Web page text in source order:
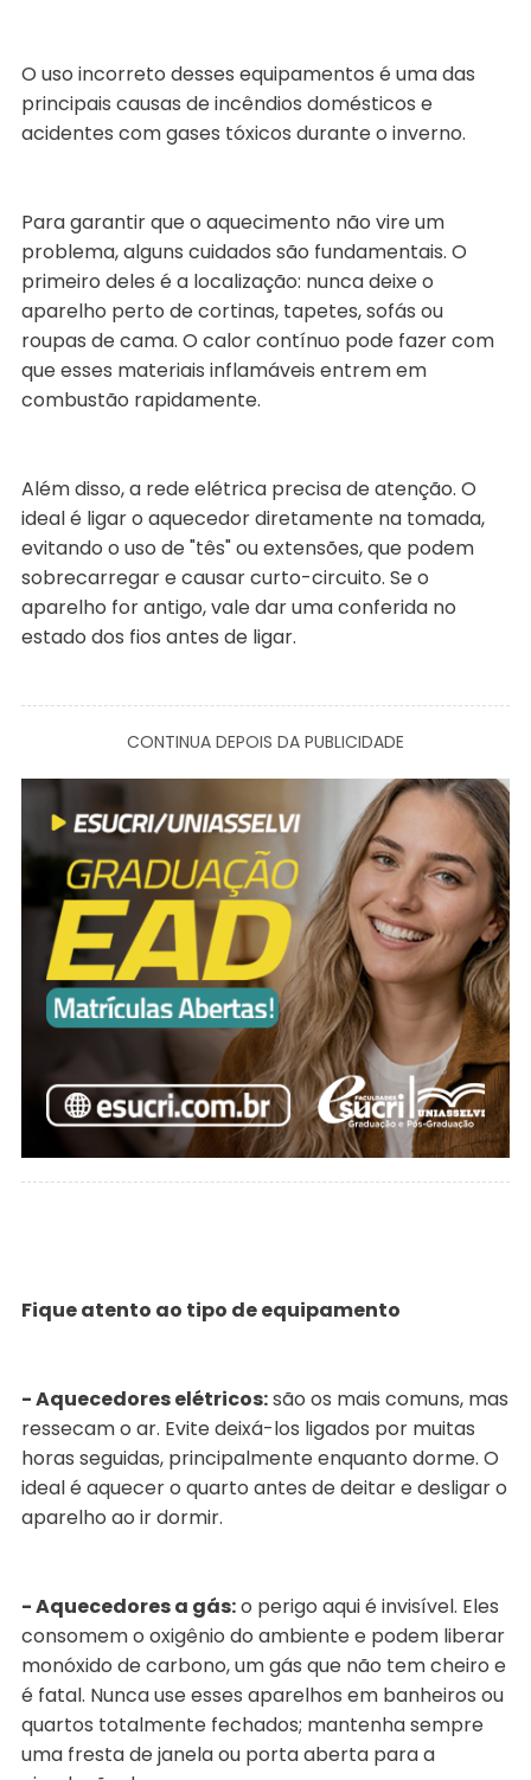
O uso incorreto desses equipamentos é uma das
principais causas de incêndios domésticos e
acidentes com gases tóxicos durante o inverno.
Para garantir que o aquecimento não vire um
problema, alguns cuidados são fundamentais. O
primeiro deles é a localização: nunca deixe o
aparelho perto de cortinas, tapetes, sofás ou
roupas de cama. O calor contínuo pode fazer com
que esses materiais inflamáveis entrem em
combustão rapidamente.
Além disso, a rede elétrica precisa de atenção. O
ideal é ligar o aquecedor diretamente na tomada,
evitando o uso de "tês" ou extensões, que podem
sobrecarregar e causar curto-circuito. Se o
aparelho for antigo, vale dar uma conferida no
estado dos fios antes de ligar.
CONTINUA DEPOIS DA PUBLICIDADE
Fique atento ao tipo de equipamento
- Aquecedores elétricos:são os mais comuns, mas
ressecam o ar. Evite deixá-los ligados por muitas
horas seguidas, principalmente enquanto dorme. O
ideal é aquecer o quarto antes de deitar e desligar o
aparelho ao ir dormir.
- Aquecedores a gás:o perigo aqui é invisível. Eles
consomem o oxigênio do ambiente e podem liberar
monóxido de carbono, um gás que não tem cheiro e
é fatal. Nunca use esses aparelhos em banheiros ou
quartos totalmente fechados; mantenha sempre
uma fresta de janela ou porta aberta para a